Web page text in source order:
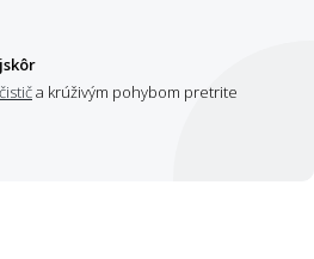
čističa krúživým pohybom pretrite